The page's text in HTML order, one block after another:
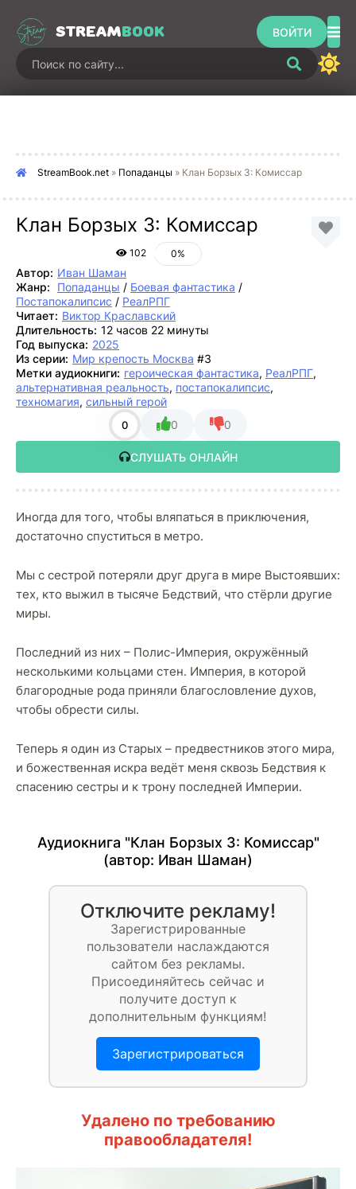
STREAMBOOK ВОЙТИ
StreamBook.net » Попаданцы » Клан Борзых 3: Комиссар
Клан Борзых 3: Комиссар
102 0%
Автор: Иван Шаман
Жанр:
Попаданцы / Боевая фантастика /
Постапокалипсис / РеалРПГ
Читает: Виктор Краславский
Длительность: 12 часов 22 минуты
Год выпуска: 2025
Из серии: Мир крепость Москва #3
Метки аудиокниги: героическая фантастика, РеалРПГ,
альтернативная реальность, постапокалипсис,
техномагия, сильный герой
0 0 0
СЛУШАТЬ ОНЛАЙН
Иногда для того, чтобы вляпаться в приключения,
достаточно спуститься в метро.
Мы с сестрой потеряли друг друга в мире Выстоявших:
тех, кто выжил в тысяче Бедствий, что стёрли другие
миры.
Последний из них – Полис-Империя, окружённый
несколькими кольцами стен. Империя, в которой
благородные рода приняли благословление духов,
чтобы обрести силы.
Теперь я один из Старых – предвестников этого мира,
и божественная искра ведёт меня сквозь Бедствия к
спасению сестры и к трону последней Империи.
Аудиокнига "Клан Борзых 3: Комиссар"
(автор: Иван Шаман)
Отключите рекламу!
Зарегистрированные
пользователи наслаждаются
сайтом без рекламы.
Присоединяйтесь сейчас и
получите доступ к
дополнительным функциям!
Зарегистрироваться
Удалено по требованию
правообладателя!